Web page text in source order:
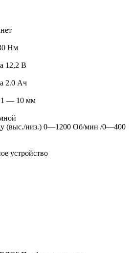
Нм
12,2 B
2.0 Ач
1 — 10 мм
(выс./низ.) 0—1200 Об/мин /0—400
устройство